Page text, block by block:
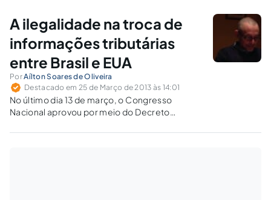
A ilegalidade na troca de
informações tributárias
entre Brasil e EUA
PorAílton Soares de Oliveira
Destacado em 25 de Março de 2013 às 14:01
No último dia 13 de março, o Congresso
Nacional aprovou por meio do Decreto
entre o governo brasileiro e americano para